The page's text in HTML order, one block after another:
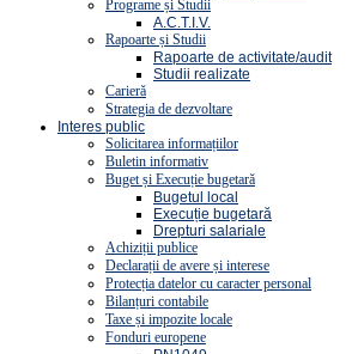
Programe și Studii
A.C.T.I.V.
Rapoarte și Studii
Rapoarte de activitate/audit
Studii realizate
Carieră
Strategia de dezvoltare
Interes public
Solicitarea informațiilor
Buletin informativ
Buget și Execuție bugetară
Bugetul local
Execuție bugetară
Drepturi salariale
Achiziții publice
Declarații de avere și interese
Protecția datelor cu caracter personal
Bilanțuri contabile
Taxe și impozite locale
Fonduri europene